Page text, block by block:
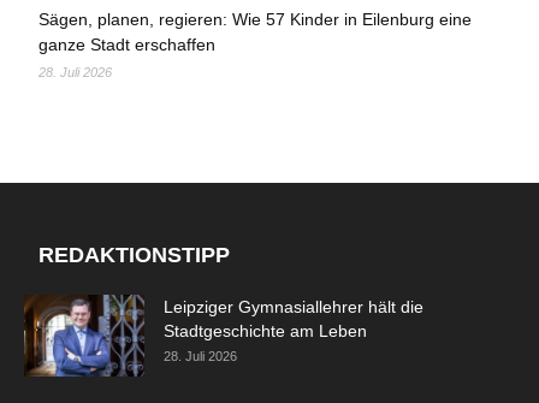
Sägen, planen, regieren: Wie 57 Kinder in Eilenburg eine
ganze Stadt erschaffen
28. Juli 2026
REDAKTIONSTIPP
Leipziger Gymnasiallehrer hält die
Stadtgeschichte am Leben
28. Juli 2026